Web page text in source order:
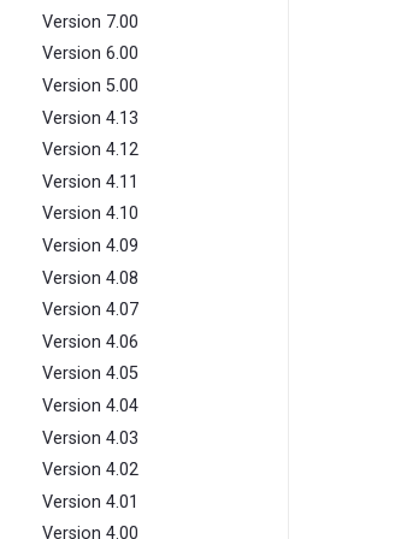
Version 7.00
Version 6.00
Version 5.00
Version 4.13
Version 4.12
Version 4.11
Version 4.10
Version 4.09
Version 4.08
Version 4.07
Version 4.06
Version 4.05
Version 4.04
Version 4.03
Version 4.02
Version 4.01
Version 4.00